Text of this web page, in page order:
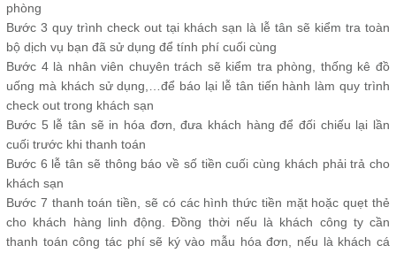
phòng
Bước 3 quy trình check out tại khách sạn là lễ tân sẽ kiểm tra toàn
bộ dịch vụ bạn đã sử dụng để tính phí cuối cùng
Bước 4 là nhân viên chuyên trách sẽ kiểm tra phòng, thống kê đồ
uống mà khách sử dụng,…để báo lại lễ tân tiến hành làm quy trình
check out trong khách sạn
Bước 5 lễ tân sẽ in hóa đơn, đưa khách hàng để đối chiếu lại lần
cuối trước khi thanh toán
Bước 6 lễ tân sẽ thông báo về số tiền cuối cùng khách phải trả cho
khách sạn
Bước 7 thanh toán tiền, sẽ có các hình thức tiền mặt hoặc quẹt thẻ
cho khách hàng linh động. Đồng thời nếu là khách công ty cần
thanh toán công tác phí sẽ ký vào mẫu hóa đơn, nếu là khách cá